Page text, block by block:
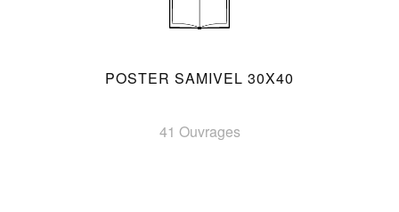
POSTER SAMIVEL 30X40
41 Ouvrages